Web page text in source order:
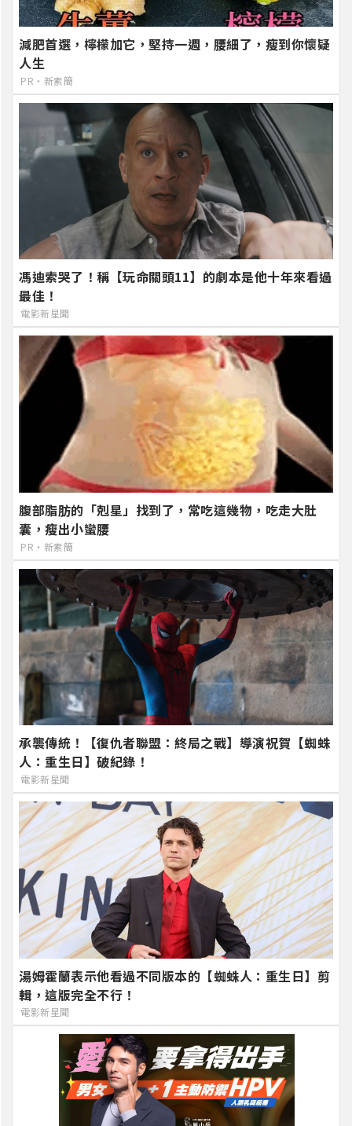
減肥首選，檸檬加它，堅持一週，腰細了，瘦到你懷疑
人生
PR・新素簡
馮迪索哭了！稱【玩命關頭11】的劇本是他十年來看過
最佳！
電影新星聞
腹部脂肪的「剋星」找到了，常吃這幾物，吃走大肚
囊，瘦出小蠻腰
PR・新素簡
承襲傳統！【復仇者聯盟：終局之戰】導演祝賀【蜘蛛
人：重生日】破紀錄！
電影新星聞
湯姆霍蘭表示他看過不同版本的【蜘蛛人：重生日】剪
輯，這版完全不行！
電影新星聞